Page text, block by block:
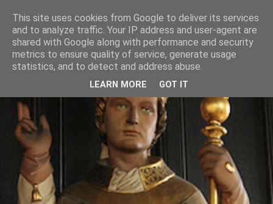
This site uses cookies from Google to deliver its services
and to analyze traffic. Your IP address and user-agent are
shared with Google along with performance and security
metrics to ensure quality of service, generate usage
statistics, and to detect and address abuse.
LEARN MORE GOT IT